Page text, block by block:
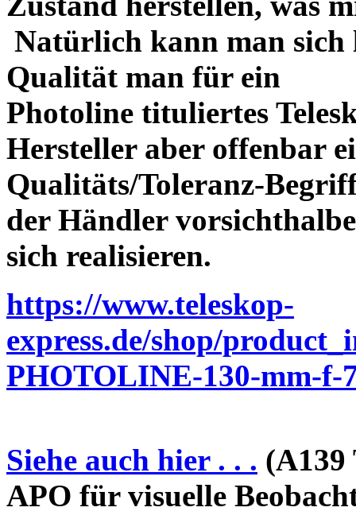
Natürlich kann man sich
Qualität man für ein
Photoline tituliertes
Hersteller aber offenbar
Qualitäts/Toleranz-
der Händler
sich realisieren.
https://www.teleskop-
express.de/shop/
PHOTOLINE-130-mm-f-
Siehe auch hier . . . (A139
APO für visuelle